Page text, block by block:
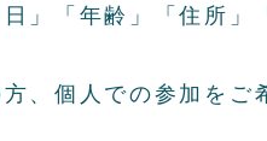
」「年齢」「住所」
、個人での参加をご